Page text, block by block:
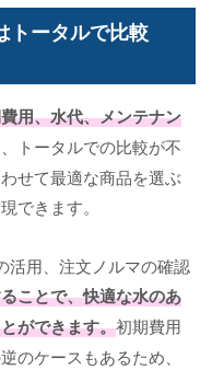
トータルで比較
用、水代、メンテナン
トータルでの比較が不
せて最適な商品を選ぶ
できます。
活用、注文ノルマの確認
ことで、快適な水のあ
ができます。初期費用
のケースもあるため、